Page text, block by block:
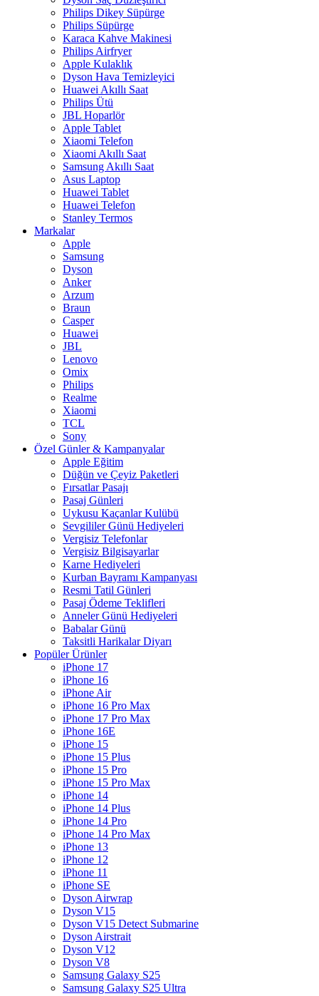
Philips Dikey Süpürge
Philips Süpürge
Karaca Kahve Makinesi
Philips Airfryer
Apple Kulaklık
Dyson Hava Temizleyici
Huawei Akıllı Saat
Philips Ütü
JBL Hoparlör
Apple Tablet
Xiaomi Telefon
Xiaomi Akıllı Saat
Samsung Akıllı Saat
Asus Laptop
Huawei Tablet
Huawei Telefon
Stanley Termos
Markalar
Apple
Samsung
Dyson
Anker
Arzum
Braun
Casper
Huawei
JBL
Lenovo
Omix
Philips
Realme
Xiaomi
TCL
Sony
Özel Günler & Kampanyalar
Apple Eğitim
Düğün ve Çeyiz Paketleri
Fırsatlar Pasajı
Pasaj Günleri
Uykusu Kaçanlar Kulübü
Sevgililer Günü Hediyeleri
Vergisiz Telefonlar
Vergisiz Bilgisayarlar
Karne Hediyeleri
Kurban Bayramı Kampanyası
Resmi Tatil Günleri
Pasaj Ödeme Teklifleri
Anneler Günü Hediyeleri
Babalar Günü
Taksitli Harikalar Diyarı
Popüler Ürünler
iPhone 17
iPhone 16
iPhone Air
iPhone 16 Pro Max
iPhone 17 Pro Max
iPhone 16E
iPhone 15
iPhone 15 Plus
iPhone 15 Pro
iPhone 15 Pro Max
iPhone 14
iPhone 14 Plus
iPhone 14 Pro
iPhone 14 Pro Max
iPhone 13
iPhone 12
iPhone 11
iPhone SE
Dyson Airwrap
Dyson V15
Dyson V15 Detect Submarine
Dyson Airstrait
Dyson V12
Dyson V8
Samsung Galaxy S25
Samsung Galaxy S25 Ultra